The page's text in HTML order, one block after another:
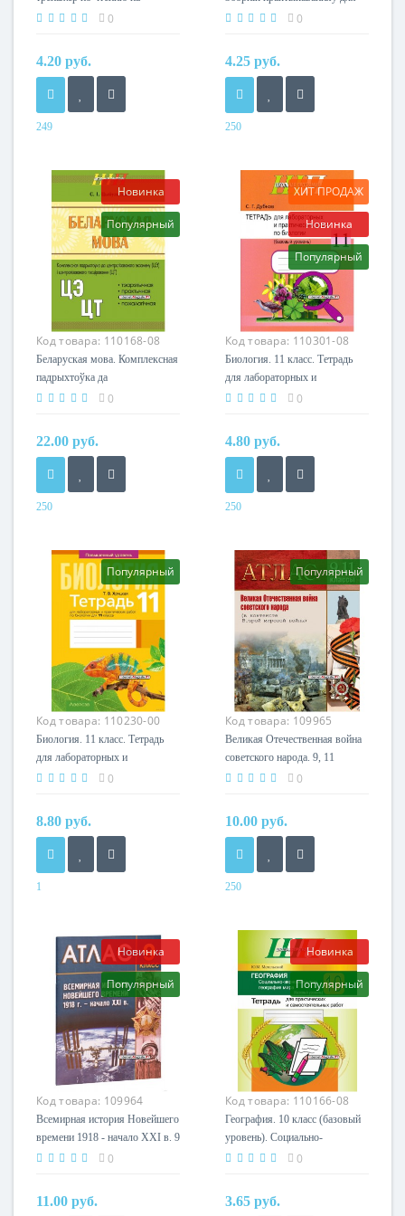
английском языке. Школьная
"Сэр-Вит"
0
4.20 руб.
249
Л. А. Шарапова, Ю. Ю.
Макавчик
Издательство
Сэр-вит
паўтарэння вывучанага,
І. Цыбульская, «Сэр-Вит»
0
4.25 руб.
250
С. І. Цыбульская
Издательство
Новинка
Популярный
Код товара: 110168-08
Беларуская мова. Комплексная
падрыхтоўка да
цэнтралізаванага экзамену
праграма (2024) С. І.
Цыбульская, «Сэр-Вит»
0
22.00 руб.
250
Автор
С. І. Цыбульская
Издательство
Сэр-вит
ХИТ ПРОДАЖ
Новинка
Популярный
Код товара: 110301-08
Биология. 11 класс. Тетрадь
для лабораторных и
практических работ по
программа (2025) С.Г. Дубков,
«Сэр-вит» (Входит в УМК), С
ГРИФОМ
0
4.80 руб.
250
Автор
С. Г. Дубков
Издательство
Сэр-вит
Популярный
Код товара: 110230-00
Биология. 11 класс. Тетрадь
для лабораторных и
практических работ.
0
8.80 руб.
1
Автор
Т.В. Хруцкая
Издательство
Аверсэв
Популярный
Код товара: 109965
Великая Отечественная война
советского народа. 9, 11
классы. Атлас (2023) А.А.
«Белкартография»
0
10.00 руб.
250
Издательство
Белкартография
Новинка
Популярный
Код товара: 109964
Всемирная история Новейшего
времени 1918 - начало XXI в. 9
класс. Атлас (2024) В.В.
«Белкартография» С
0
11.00 руб.
Новинка
Популярный
Код товара: 110166-08
География. 10 класс (базовый
уровень). Социально-
экономическая география
самостоятельных работ.
0
3.65 руб.